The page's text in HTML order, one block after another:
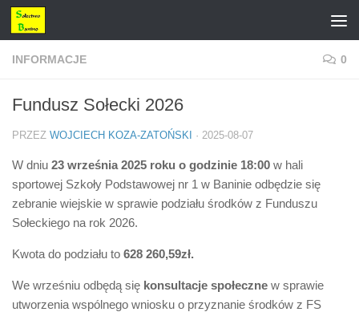
Przejdź do treści
INFORMACJE 0
Fundusz Sołecki 2026
PRZEZ WOJCIECH KOZA-ZATOŃSKI · 2025-08-07
W dniu 23 września 2025 roku o godzinie 18:00 w hali
sportowej Szkoły Podstawowej nr 1 w Baninie odbędzie się
zebranie wiejskie w sprawie podziału środków z Funduszu
Sołeckiego na rok 2026.
Kwota do podziału to 628 260,59zł.
We wrześniu odbędą się konsultacje społeczne w sprawie
utworzenia wspólnego wniosku o przyznanie środków z FS